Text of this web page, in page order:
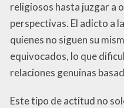
religiosos hasta juzgar a
perspectivas. El adicto a
quienes no siguen su
equivocados, lo que
relaciones genuinas
Este tipo de actitud no